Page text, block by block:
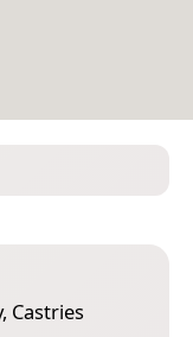
Castries